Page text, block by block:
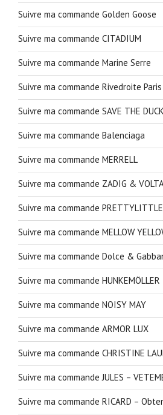
Suivre ma commande Golden Goose
Suivre ma commande CITADIUM
Suivre ma commande Marine Serre
Suivre ma commande Rivedroite Paris
Suivre ma commande SAVE THE DUCK
Suivre ma commande Balenciaga
Suivre ma commande MERRELL
Suivre ma commande ZADIG &
Suivre ma commande
Suivre ma commande MELLOW
Suivre ma commande Dolce &
Suivre ma commande HUNKEMÖLLER
Suivre ma commande NOISY MAY
Suivre ma commande ARMOR LUX
Suivre ma commande CHRISTINE
Suivre ma commande JULES –
Suivre ma commande RICARD –